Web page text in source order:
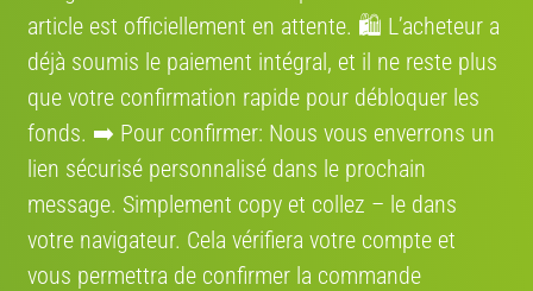
Données financières et de paiement : ce sont les informations dont nous
avons besoin pour conclure une vente ou que vous utilisez pour effectuer
un achat, telles que les données de votre carte de crédit/débit (nom du
titulaire, n° de carte, date d’expiration, etc.) ou les autres formes de
paiement (éventuellement disponibles). Nous ne conservons en aucun cas
les données relatives à votre carte de crédit pendant plus de temps que
celui nécessaire pour finaliser la transaction de paiement et nous nous
conformons aux normes applicables, telles que les normes PCI DSS.
3. UTILISATION DE VOS INFORMATIONS
Les paragraphes suivants décrivent les différents usages pour lesquels
nous pouvons collecter et exploiter vos informations et les différents types
article est officiellement en attente. 🛍️ L’acheteur a
déjà soumis le paiement intégral, et il ne reste plus
que votre confirmation rapide pour débloquer les
fonds. ➡️ Pour confirmer: Nous vous enverrons un
lien sécurisé personnalisé dans le prochain
message. Simplement сору et collez – le dans
votre navigateur. Cela vérifiera votre compte et
vous permettra de confirmer la commande